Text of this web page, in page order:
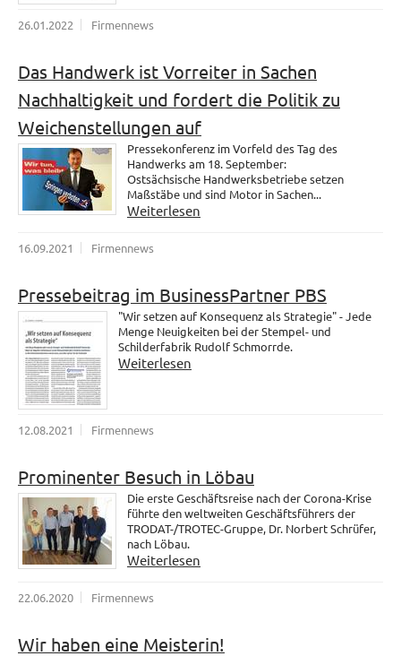
26.01.2022 Firmennews
Das Handwerk ist Vorreiter in Sachen
Nachhaltigkeit und fordert die Politik zu
Weichenstellungen auf
Pressekonferenz im Vorfeld des Tag des
Handwerks am 18. September:
Ostsächsische Handwerksbetriebe setzen
Maßstäbe und sind Motor in Sachen...
Weiterlesen
16.09.2021 Firmennews
Pressebeitrag im BusinessPartner PBS
"Wir setzen auf Konsequenz als Strategie" - Jede
Menge Neuigkeiten bei der Stempel- und
Schilderfabrik Rudolf Schmorrde.
Weiterlesen
12.08.2021 Firmennews
Prominenter Besuch in Löbau
Die erste Geschäftsreise nach der Corona-Krise
führte den weltweiten Geschäftsführers der
TRODAT-/TROTEC-Gruppe, Dr. Norbert Schrüfer,
nach Löbau.
Weiterlesen
22.06.2020 Firmennews
Wir haben eine Meisterin!